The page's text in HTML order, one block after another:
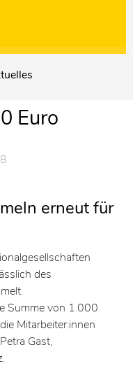
Euro
erneut für
des
Summe von 1.000
Mitarbeiter:innen
Gast,